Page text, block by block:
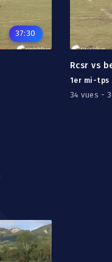
37:30
Rcsr vs
1er mi-tps
34 vues -